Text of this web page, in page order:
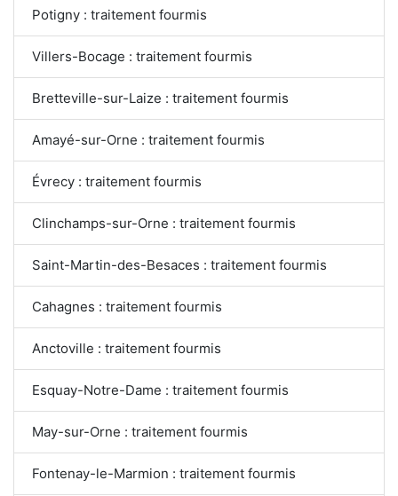
Potigny : traitement fourmis
Villers-Bocage : traitement fourmis
Bretteville-sur-Laize : traitement fourmis
Amayé-sur-Orne : traitement fourmis
Évrecy : traitement fourmis
Clinchamps-sur-Orne : traitement fourmis
Saint-Martin-des-Besaces : traitement fourmis
Cahagnes : traitement fourmis
Anctoville : traitement fourmis
Esquay-Notre-Dame : traitement fourmis
May-sur-Orne : traitement fourmis
Fontenay-le-Marmion : traitement fourmis